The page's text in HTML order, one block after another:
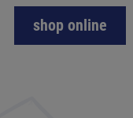
shop online